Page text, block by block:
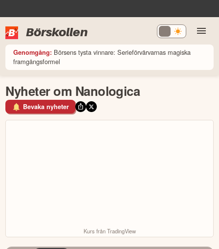
Börskollen
Genomgång: Börsens tysta vinnare: Serieförvärvarnas magiska
framgångsformel
Nyheter om Nanologica
Bevaka nyheter
Kurs från TradingView